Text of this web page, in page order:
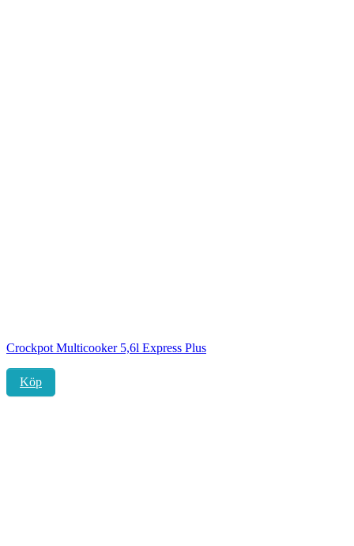
Crockpot Multicooker 5,6l Express Plus
Köp